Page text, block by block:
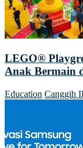
LEGO®
Anak Bermain
Education Canggih